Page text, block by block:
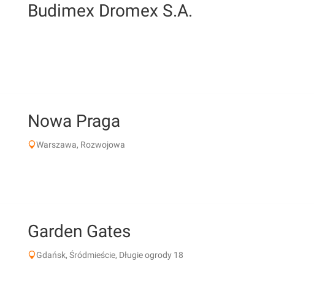
Budimex Dromex S.A.
Nowa Praga
Warszawa, Rozwojowa
Garden Gates
Gdańsk, Śródmieście, Długie ogrody 18